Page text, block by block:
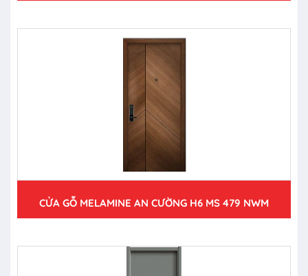
CỬA GỖ MELAMINE AN CƯỜNG H6 MS 479 NWM